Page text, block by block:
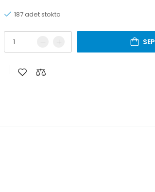
187 adet stokta